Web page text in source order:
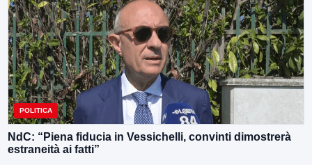
POLITICA
NdC: “Piena fiducia in Vessichelli, convinti dimostrerà
estraneità ai fatti”